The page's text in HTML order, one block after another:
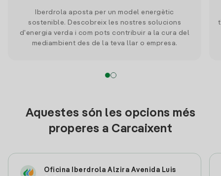
Iberdrola aposta per un model energètic
sostenible. Descobreix les nostres solucions
d'energia verda i com pots contribuir a la cura del
mediambient des de la teva llar o empresa.
Aquestes són les opcions més
properes a Carcaixent
Oficina Iberdrola Alzira Avenida Luis